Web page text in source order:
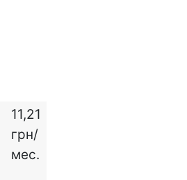
11,21
грн/
мес.